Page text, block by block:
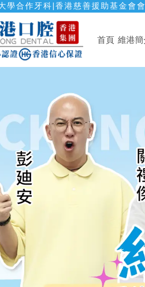
學合作牙科|香港慈善援助基金會
首頁 維港簡